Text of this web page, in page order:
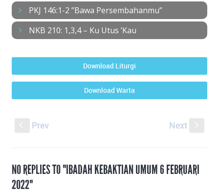
PKJ 146:1-2 ”Bawa Persembahanmu”
NKB 210: 1,3,4 – Ku Utus ’Kau
Download Liturgi
Download Warta
Prev Next
NO REPLIES TO "IBADAH KEBAKTIAN UMUM 6 FEBRUARI
2022"